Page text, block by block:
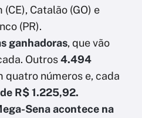
Catalão (GO) e
(PR).
ganhadoras, que vão
Outros4.494
quatro números e, cada
R$ 1.225,92.
Sena acontece na